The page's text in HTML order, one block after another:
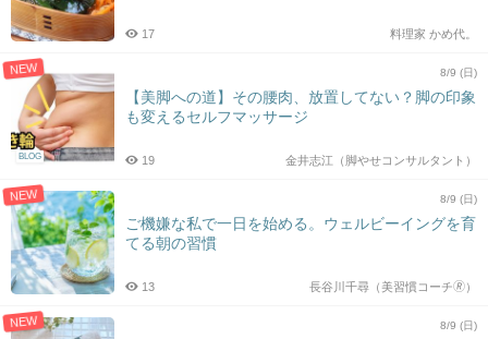
料理家 かめ代。
17
NEW
BLOG
8/9 (日)
【美脚への道】その腰肉、放置してない？脚の印象
も変えるセルフマッサージ
金井志江（脚やせコンサルタント）
19
NEW 8/9 (日)
ご機嫌な私で一日を始める。ウェルビーイングを育
てる朝の習慣
長谷川千尋（美習慣コーチ🄬）
13
NEW 8/9 (日)